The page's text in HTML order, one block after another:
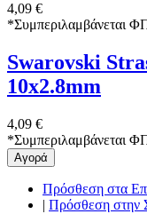
4,09 €
*Συμπεριλαμβάνεται
Swarovski
10x2.8mm
4,09 €
*Συμπεριλαμβάνεται
Αγορά
Πρόσθεση στα
| Πρόσθεση στην